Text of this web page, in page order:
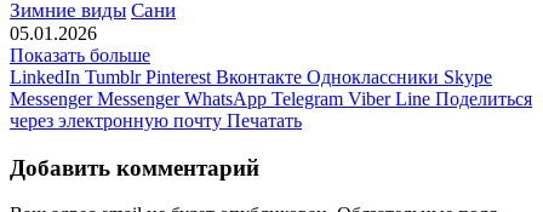
Зимние виды Сани
05.01.2026
Показать больше
LinkedIn Tumblr Pinterest Вконтакте Одноклассники Skype
Messenger Messenger WhatsApp Telegram Viber Line Поделиться
через электронную почту Печатать
Добавить комментарий